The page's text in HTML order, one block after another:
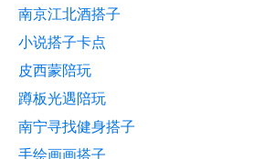
南京江北酒搭子
小说搭子卡点
皮西蒙陪玩
蹲板光遇陪玩
南宁寻找健身搭子
手绘画画搭子